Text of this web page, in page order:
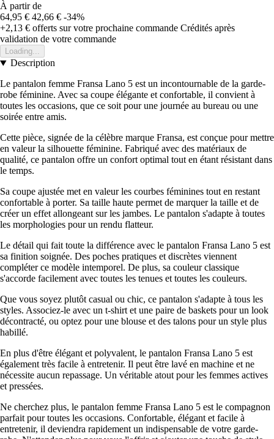
À partir de
64,95 € 42,66 € -34%
+2,13 € offerts sur votre prochaine commande Crédités après
validation de votre commande
Loading...
Description
Le pantalon femme Fransa Lano 5 est un incontournable de la garde-
robe féminine. Avec sa coupe élégante et confortable, il convient à
toutes les occasions, que ce soit pour une journée au bureau ou une
soirée entre amis.
Cette pièce, signée de la célèbre marque Fransa, est conçue pour mettre
en valeur la silhouette féminine. Fabriqué avec des matériaux de
qualité, ce pantalon offre un confort optimal tout en étant résistant dans
le temps.
Sa coupe ajustée met en valeur les courbes féminines tout en restant
confortable à porter. Sa taille haute permet de marquer la taille et de
créer un effet allongeant sur les jambes. Le pantalon s'adapte à toutes
les morphologies pour un rendu flatteur.
Le détail qui fait toute la différence avec le pantalon Fransa Lano 5 est
sa finition soignée. Des poches pratiques et discrètes viennent
compléter ce modèle intemporel. De plus, sa couleur classique
s'accorde facilement avec toutes les tenues et toutes les couleurs.
Que vous soyez plutôt casual ou chic, ce pantalon s'adapte à tous les
styles. Associez-le avec un t-shirt et une paire de baskets pour un look
décontracté, ou optez pour une blouse et des talons pour un style plus
habillé.
En plus d'être élégant et polyvalent, le pantalon Fransa Lano 5 est
également très facile à entretenir. Il peut être lavé en machine et ne
nécessite aucun repassage. Un véritable atout pour les femmes actives
et pressées.
Ne cherchez plus, le pantalon femme Fransa Lano 5 est le compagnon
parfait pour toutes les occasions. Confortable, élégant et facile à
entretenir, il deviendra rapidement un indispensable de votre garde-